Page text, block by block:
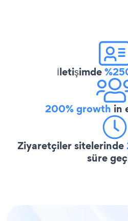
İletişimde
200% growth in
Ziyaretçiler sitelerinde
süre